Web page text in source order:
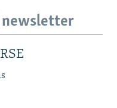
newsletter